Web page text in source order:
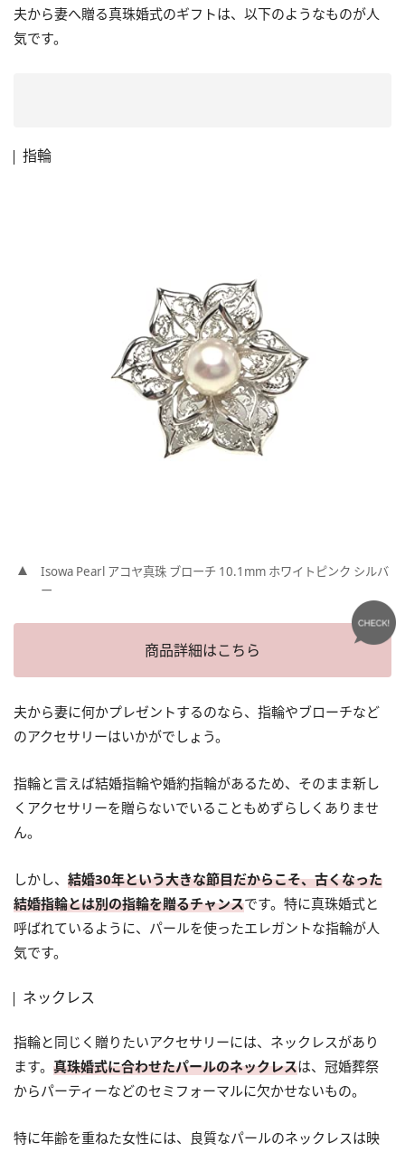
夫から妻へ贈る真珠婚式のギフトは、以下のようなものが人
気です。
指輪
Isowa Pearl アコヤ真珠 ブローチ 10.1mm ホワイトピンク シルバ
ー
商品詳細はこちら
夫から妻に何かプレゼントするのなら、指輪やブローチなど
のアクセサリーはいかがでしょう。
指輪と言えば結婚指輪や婚約指輪があるため、そのまま新し
くアクセサリーを贈らないでいることもめずらしくありませ
ん。
しかし、 結婚30年という大きな節目だからこそ、古くなった
結婚指輪とは別の指輪を贈るチャンスです。特に真珠婚式と
呼ばれているように、パールを使ったエレガントな指輪が人
気です。
ネックレス
指輪と同じく贈りたいアクセサリーには、ネックレスがあり
ます。 真珠婚式に合わせたパールのネックレスは、冠婚葬祭
からパーティーなどのセミフォーマルに欠かせないもの。
特に年齢を重ねた女性には、良質なパールのネックレスは映